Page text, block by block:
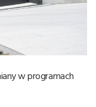
w programach